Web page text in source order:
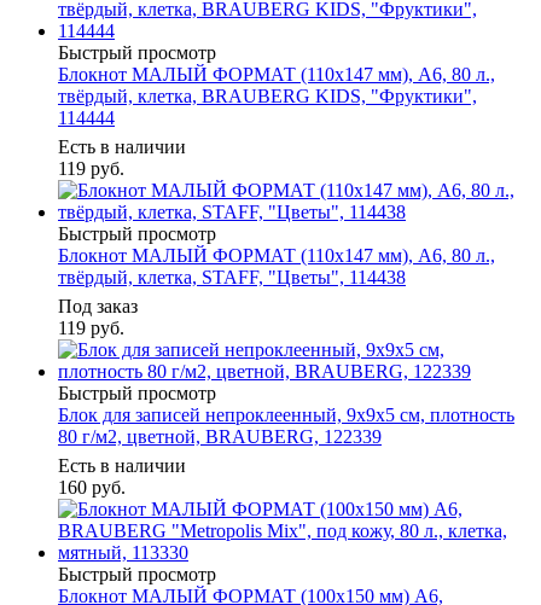
Быстрый просмотр
Блокнот МАЛЫЙ ФОРМАТ (110х147 мм), А6, 80 л.,
твёрдый, клетка, BRAUBERG KIDS, "Фруктики",
114444
Есть в наличии
119 руб.
Быстрый просмотр
Блокнот МАЛЫЙ ФОРМАТ (110х147 мм), А6, 80 л.,
твёрдый, клетка, STAFF, "Цветы", 114438
Под заказ
119 руб.
Быстрый просмотр
Блок для записей непроклеенный, 9х9х5 см, плотность
80 г/м2, цветной, BRAUBERG, 122339
Есть в наличии
160 руб.
Быстрый просмотр
Блокнот МАЛЫЙ ФОРМАТ (100x150 мм) А6,